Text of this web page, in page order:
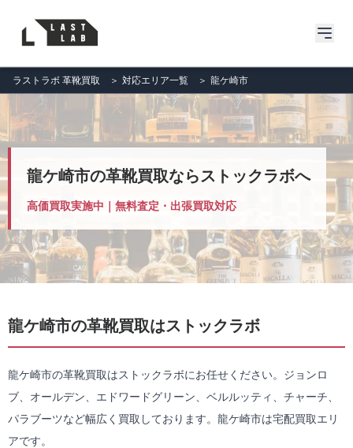
ラストラボ 革靴買取 ＞ 対応エリア一覧 ＞ 龍ケ崎市
龍ケ崎市の革靴買取ならストックラボへ
高価買取実施中｜無料査定・出張買取対応
龍ケ崎市の革靴買取はストックラボ
龍ケ崎市の革靴買取はストックラボにお任せください。ジョンロ
ブ、オールデン、エドワードグリーン、ベルルッティ、チャーチ、
パラブーツなど幅広く買取しております。龍ケ崎市は宅配買取エリ
アです。